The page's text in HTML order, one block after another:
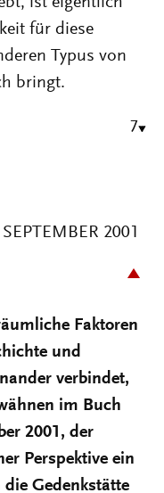
für diese
Typus von
bringt.
7
2001
Faktoren
und
verbindet,
im Buch
2001, der
Perspektive ein
die Gedenkstätte